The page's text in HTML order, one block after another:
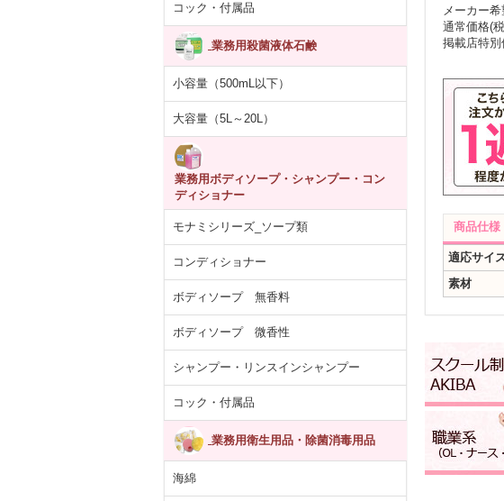
コック・付属品
業務用殺菌液体石鹸
小容量（500mL以下）
大容量（5L～20L）
業務用ボディソープ・シャンプー・コン
ディショナー
モナミシリーズ_ソープ類
コンディショナー
ボディソープ 無香料
ボディソープ 微香性
シャンプー・リンスインシャンプー
コック・付属品
業務用衛生用品・除菌消毒用品
海綿
メーカー
通常価格(
掲載店特
商品仕様
適応サイ
素材